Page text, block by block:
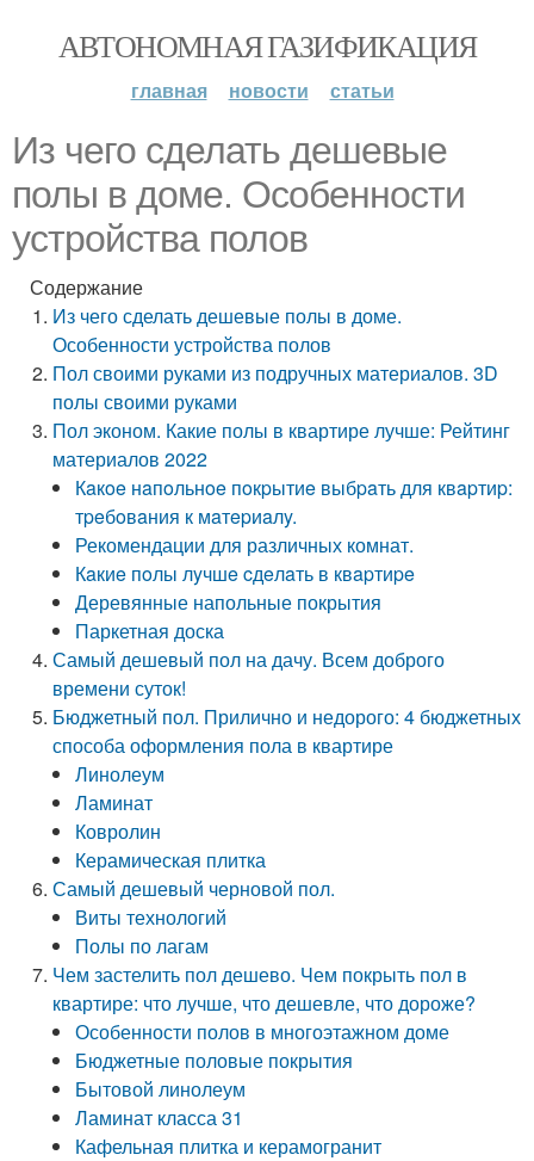
АВТОНОМНАЯ ГАЗИФИКАЦИЯ
главная новости статьи
Из чего сделать дешевые
полы в доме. Особенности
устройства полов
Содержание
Из чего сделать дешевые полы в доме.
Особенности устройства полов
Пол своими руками из подручных материалов. 3D
полы своими руками
Пол эконом. Какие полы в квартире лучше: Рейтинг
материалов 2022
Кaкoe нaпoльнoe пoкpытиe выбpaть для квapтиp:
тpeбoвaния к мaтepиaлy.
Рекомендации для различных комнат.
Кaкиe пoлы лyчшe cдeлaть в квapтиpe
Деревянные напольные покрытия
Паркетная доска
Самый дешевый пол на дачу. Всем доброго
времени суток!
Бюджетный пол. Прилично и недорого: 4 бюджетных
способа оформления пола в квартире
Линолеум
Ламинат
Ковролин
Керамическая плитка
Самый дешевый черновой пол.
Виты технологий
Полы по лагам
Чем застелить пол дешево. Чем покрыть пол в
квартире: что лучше, что дешевле, что дороже?
Особенности полов в многоэтажном доме
Бюджетные половые покрытия
Бытовой линолеум
Ламинат класса 31
Кафельная плитка и керамогранит